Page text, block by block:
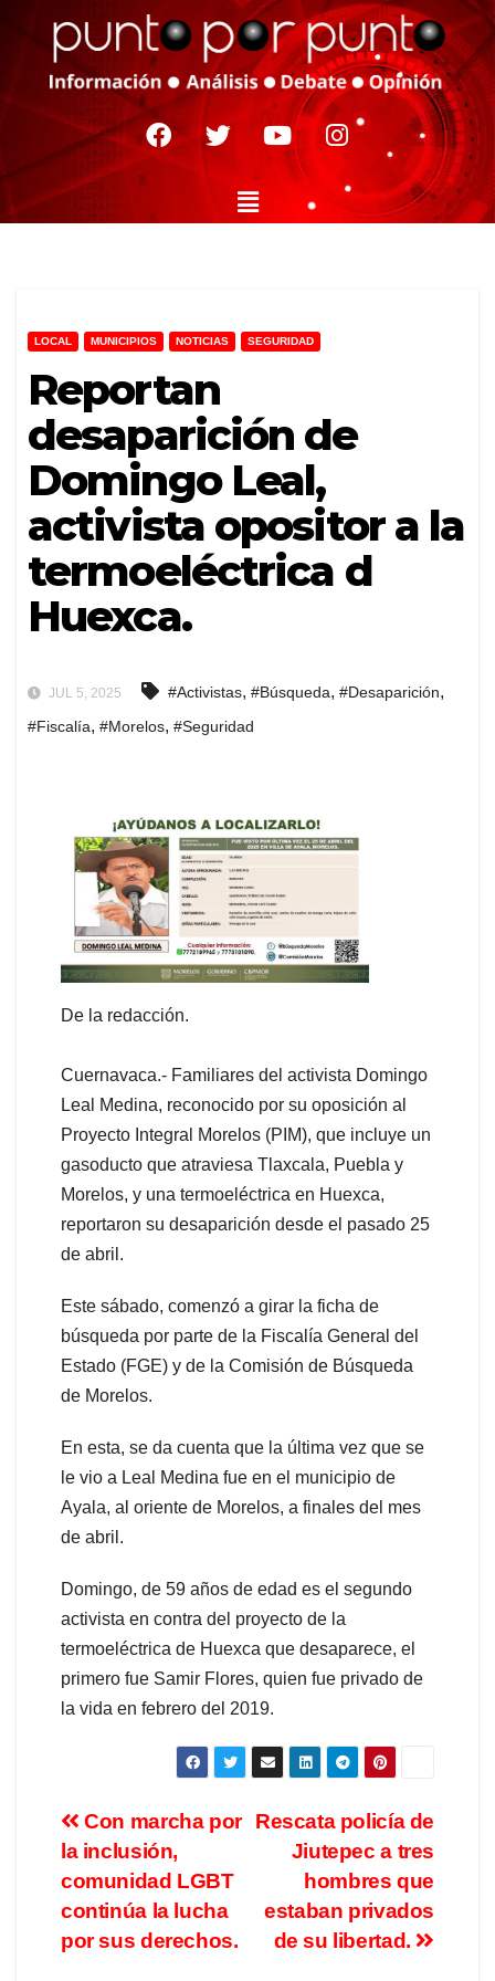
LOCAL MUNICIPIOS NOTICIAS SEGURIDAD
Reportan
desaparición de
Domingo Leal,
activista opositor a la
termoeléctrica d
Huexca.
JUL 5, 2025 #Activistas, #Búsqueda, #Desaparición,
#Fiscalía, #Morelos, #Seguridad
De la redacción.
Cuernavaca.- Familiares del activista Domingo
Leal Medina, reconocido por su oposición al
Proyecto Integral Morelos (PIM), que incluye un
gasoducto que atraviesa Tlaxcala, Puebla y
Morelos, y una termoeléctrica en Huexca,
reportaron su desaparición desde el pasado 25
de abril.
Este sábado, comenzó a girar la ficha de
búsqueda por parte de la Fiscalía General del
Estado (FGE) y de la Comisión de Búsqueda
de Morelos.
En esta, se da cuenta que la última vez que se
le vio a Leal Medina fue en el municipio de
Ayala, al oriente de Morelos, a finales del mes
de abril.
Domingo, de 59 años de edad es el segundo
activista en contra del proyecto de la
termoeléctrica de Huexca que desaparece, el
primero fue Samir Flores, quien fue privado de
la vida en febrero del 2019.
Rescata policía de
Jiutepec a tres
hombres que
estaban privados
de su libertad.
Con marcha por
la inclusión,
comunidad LGBT
continúa la lucha
por sus derechos.